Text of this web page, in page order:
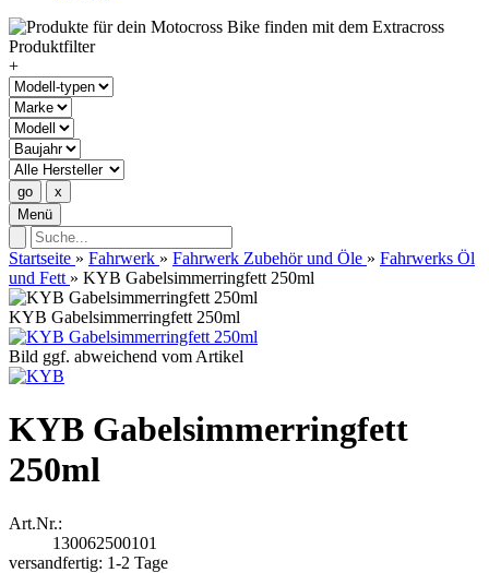
+
Menü
Startseite » Fahrwerk » Fahrwerk Zubehör und Öle » Fahrwerks Öl
und Fett » KYB Gabelsimmerringfett 250ml
KYB Gabelsimmerringfett 250ml
Bild ggf. abweichend vom Artikel
KYB Gabelsimmerringfett
250ml
Art.Nr.:
130062500101
versandfertig: 1-2 Tage